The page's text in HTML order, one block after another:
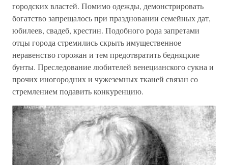
городских властей. Помимо одежды, демонстрировать
богатство запрещалось при праздновании семейных дат,
юбилеев, свадеб, крестин. Подобного рода запретами
отцы города стремились скрыть имущественное
неравенство горожан и тем предотвратить бедняцкие
бунты. Преследование любителей венецианского сукна и
прочих иногородних и чужеземных тканей связан со
стремлением подавить конкуренцию.